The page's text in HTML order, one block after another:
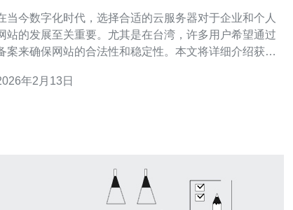
当今数字化时代，选择合适的云服务器对于企业和个人
站的发展至关重要。尤其是在台湾，许多用户希望通过
案来确保网站的合法性和稳定性。本文将详细介绍获取
最优质、最便宜的服务器解决方案。 什么是台湾服务器
年2月13日